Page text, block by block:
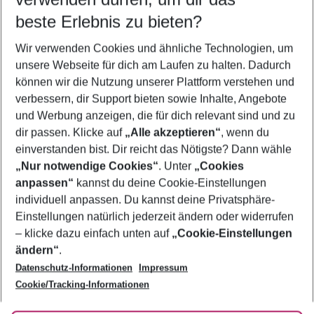
5-8 Nächte
2 Erwachsene Keine Kinder
Mehr Filter anzeigen
Footer
Footer navigation
Über uns
AGB
Bestpreisgarantie
Cookie-Einstellungen ändern
Cookie-Richtlinie
Agenturbetreuung
Barrierefreies Reisen
Folge uns
beste Erlebnis zu bieten?
Wir verwenden Cookies und ähnliche Technologien, um
unsere Webseite für dich am Laufen zu halten. Dadurch
können wir die Nutzung unserer Plattform verstehen und
verbessern, dir Support bieten sowie Inhalte, Angebote
und Werbung anzeigen, die für dich relevant sind und zu
dir passen. Klicke auf „Alle akzeptieren“, wenn du
einverstanden bist. Dir reicht das Nötigste? Dann wähle
„Nur notwendige Cookies“. Unter „Cookies
anpassen“ kannst du deine Cookie-Einstellungen
individuell anpassen. Du kannst deine Privatsphäre-
Einstellungen natürlich jederzeit ändern oder widerrufen
– klicke dazu einfach unten auf „Cookie-Einstellungen
ändern“.
Datenschutz-Informationen
Impressum
Cookie/Tracking-Informationen